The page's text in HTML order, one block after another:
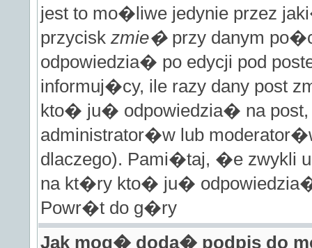
jest to mo�liwe jedynie przez
przycisk zmie�przy danym
odpowiedzia� po edycji pod
informuj�cy, ile razy dany post
kto� ju� odpowiedzia� na
administrator�w lub
dlaczego). Pami�taj, �e zwykli
na kt�ry kto� ju�
Powr�t do g�ry
Jak mog� doda� podpis do